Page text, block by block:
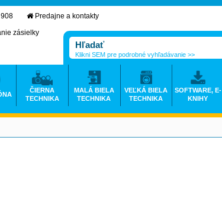
Predajne a kontakty
zásielky
Klikni SEM pre podrobné vyhľadávanie >>
ČIERNA
TECHNIKA
MALÁ BIELA
TECHNIKA
VEĽKÁ BIELA
TECHNIKA
SOFTWARE, E-
KNIHY